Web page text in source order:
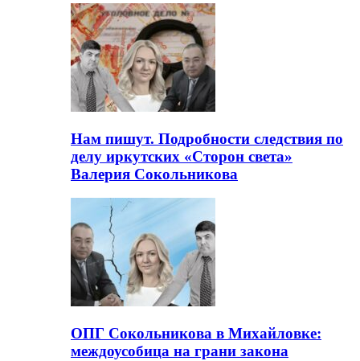
Нам пишут. Подробности следствия по
делу иркутских «Сторон света»
Валерия Сокольникова
ОПГ Сокольникова в Михайловке:
междоусобица на грани закона